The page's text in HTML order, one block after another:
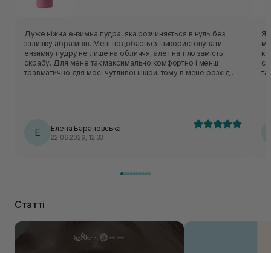
Дуже ніжна ензимна пудра, яка розчиняється в нуль без
залишку абразивів. Мені подобається використовувати
ензимну пудру не лише на обличчя, але і на тіло замість
скрабу. Для мене так максимально комфортно і менш
травматично для моєї чутливої шкіри, тому в мене розхід
вмивання. Враховуючи всі позивні сторони взяла одразу 2
шт, коли була спеціальна пропозиція. 💓🥰
Е Елена Барановська
22.06.2026, 12:33
Я
Статті